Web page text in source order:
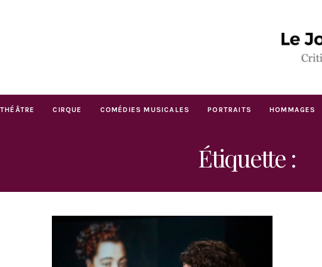
THÉÂTRE CIRQUE COMÉDIES MUSICALES PORTRAITS HOMMAGES
Étiquette :